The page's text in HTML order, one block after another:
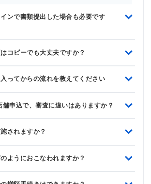
ンで書類提出した場合も必要です
コピーでも大丈夫ですか？
ってからの流れを教えてください
舗申込で、審査に違いはありますか？
されますか？
ようにおこなわれますか？